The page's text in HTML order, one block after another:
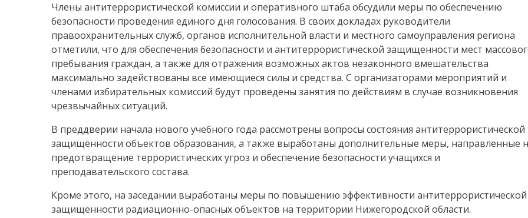
и
оперативного
штаба
Члены антитеррористической комиссии и оперативного штаба обсудили меры по обеспечению
безопасности проведения единого дня голосования. В своих докладах руководители
правоохранительных служб, органов исполнительной власти и местного самоуправления региона
отметили, что для обеспечения безопасности и антитеррористической защищенности мест
пребывания граждан, а также для отражения возможных актов незаконного вмешательства
максимально задействованы все имеющиеся силы и средства. С организаторами мероприятий и
членами избирательных комиссий будут проведены занятия по действиям в случае возникновения
чрезвычайных ситуаций.
В преддверии начала нового учебного года рассмотрены вопросы состояния антитеррористической
защищённости объектов образования, а также выработаны дополнительные меры, направленные
предотвращение террористических угроз и обеспечение безопасности учащихся и
преподавательского состава.
Кроме этого, на заседании выработаны меры по повышению эффективности антитеррористической
защищенности радиационно-опасных объектов на территории Нижегородской области.